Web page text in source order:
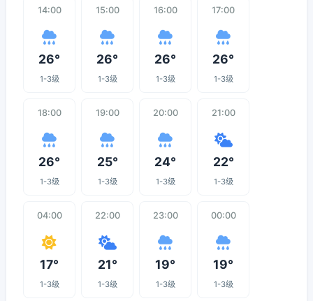
14:00
26°
1-3级
15:00
26°
1-3级
16:00
26°
1-3级
17:00
26°
1-3级
18:00
26°
1-3级
19:00
25°
1-3级
20:00
24°
1-3级
21:00
22°
1-3级
04:00
17°
1-3级
22:00
21°
1-3级
23:00
19°
1-3级
00:00
19°
1-3级